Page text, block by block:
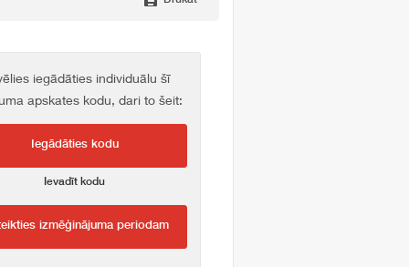
iegādāties individuālu šī
apskates kodu, dari to šeit:
Iegādāties kodu
Ievadīt kodu
izmēģinājuma periodam